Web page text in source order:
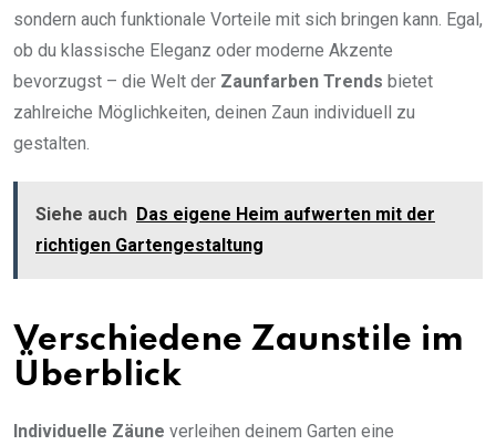
sondern auch funktionale Vorteile mit sich bringen kann. Egal,
ob du klassische Eleganz oder moderne Akzente
bevorzugst – die Welt der Zaunfarben Trends bietet
zahlreiche Möglichkeiten, deinen Zaun individuell zu
gestalten.
Siehe auch Das eigene Heim aufwerten mit der
richtigen Gartengestaltung
Verschiedene Zaunstile im
Überblick
Individuelle Zäune verleihen deinem Garten eine